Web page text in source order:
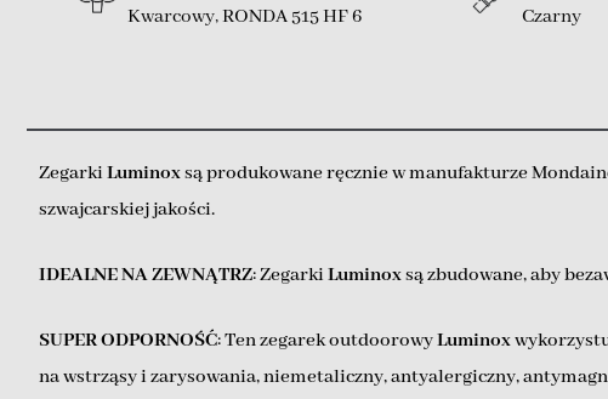
Kwarcowy,RONDA 515 HF 6
Czarny
ZegarkiLuminoxsą produkowane ręcznie w manufakturze
szwajcarskiej jakości.
IDEALNE NA ZEWNĄTRZ: ZegarkiLuminoxsą zbudowane, aby
SUPER ODPORNOŚĆ: Ten zegarek outdoorowyLuminox
na wstrząsy i zarysowania, niemetaliczny, antyalergiczny,